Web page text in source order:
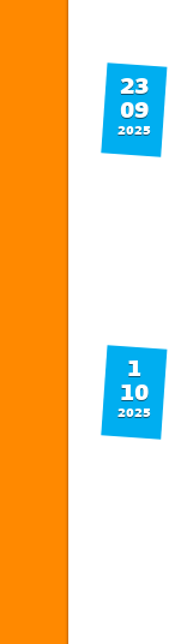
23
09
2025
1
10
2025